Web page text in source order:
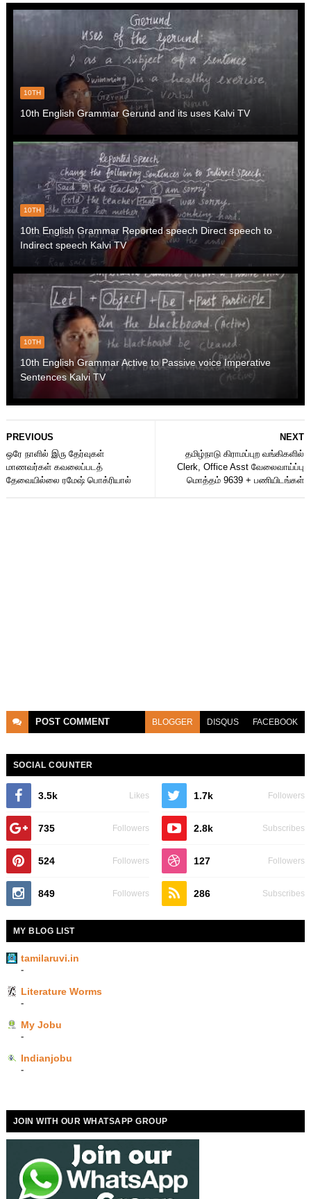
10TH
10th English Grammar Gerund and its uses Kalvi TV
10TH
10th English Grammar Reported speech Direct speech to
Indirect speech Kalvi TV
10TH
10th English Grammar Active to Passive voice Imperative
Sentences Kalvi TV
NEXT
தமிழ்நாடு கிராமப்புற வங்கிகளில்
Clerk, Office Asst வேலைவாய்ப்பு
மொத்தம் 9639 + பணியிடங்கள்
PREVIOUS
ஒரே நாளில் இரு தேர்வுகள்
மாணவர்கள் கவலைப்படத்
தேவையில்லை ரமேஷ் பொக்ரியால்
POST COMMENT BLOGGER DISQUS FACEBOOK
SOCIAL COUNTER
3.5k Likes 1.7k Followers
735 Followers 2.8k Subscribes
524 Followers 127 Followers
849 Followers 286 Subscribes
MY BLOG LIST
tamilaruvi.in
-
Literature Worms
-
My Jobu
-
Indianjobu
-
JOIN WITH OUR WHATSAPP GROUP